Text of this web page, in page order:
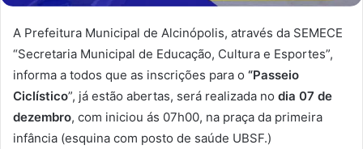
A Prefeitura Municipal de Alcinópolis, através da SEMECE
“Secretaria Municipal de Educação, Cultura e Esportes”,
informa a todos que as inscrições para o “Passeio
Ciclístico”, já estão abertas, será realizada no dia 07 de
dezembro, com iniciou ás 07h00, na praça da primeira
infância (esquina com posto de saúde UBSF.)